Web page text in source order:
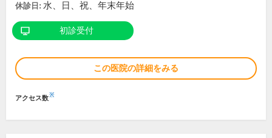
休診日: 水、日、祝、年末年始
初診受付
この医院の詳細をみる
アクセス数※